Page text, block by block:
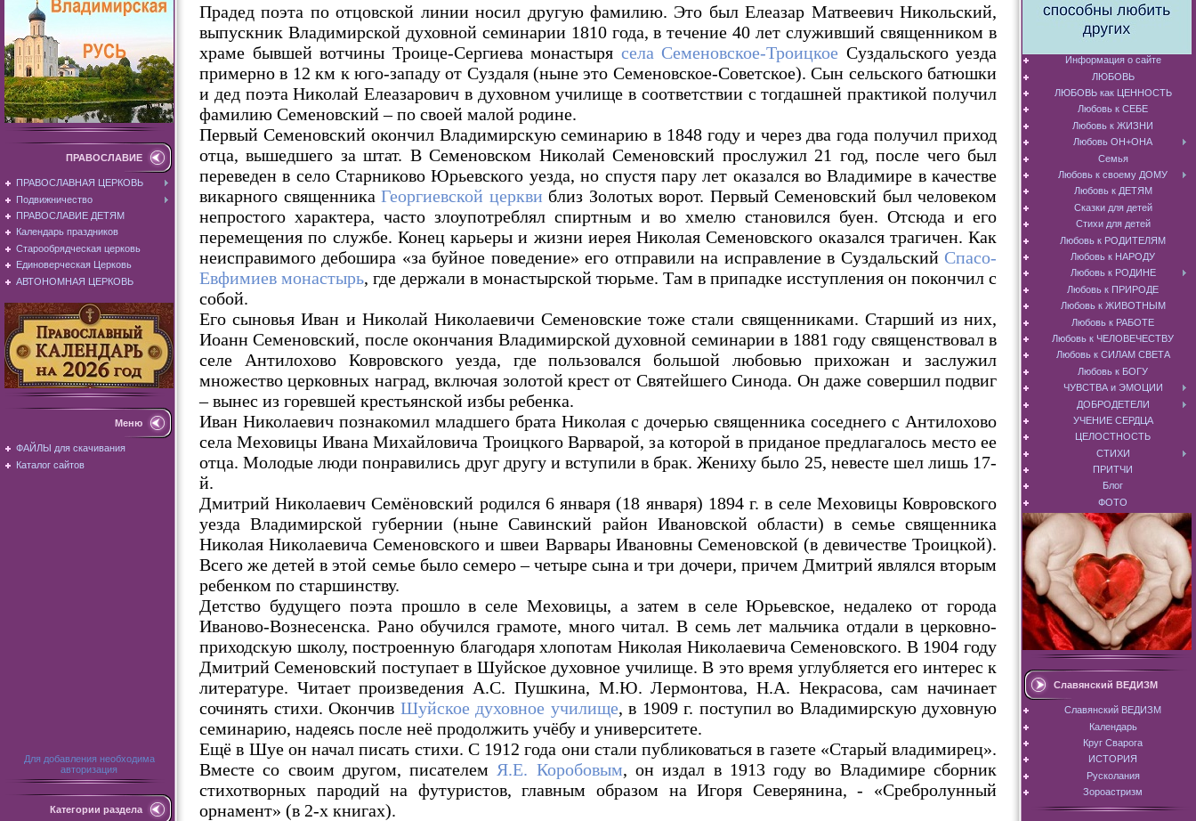
ПРАВОСЛАВИЕ
ПРАВОСЛАВНАЯ ЦЕРКОВЬ
Подвижничество
ПРАВОСЛАВИЕ ДЕТЯМ
Календарь праздников
Старообрядческая церковь
Единоверческая Церковь
АВТОНОМНАЯ ЦЕРКОВЬ
Меню
ФАЙЛЫ для скачивания
Каталог сайтов
Для добавления необходима
авторизация
Категории раздела
Прадед поэта по отцовской линии носил другую фамилию. Это был Елеазар Матвеевич Никольский,
выпускник Владимирской духовной семинарии 1810 года, в течение 40 лет служивший священником в
храме бывшей вотчины Троице-Сергиева монастыря села Семеновское-Троицкое Суздальского уезда
примерно в 12 км к юго-западу от Суздаля (ныне это Семеновское-Советское). Сын сельского батюшки
и дед поэта Николай Елеазарович в духовном училище в соответствии с тогдашней практикой получил
фамилию Семеновский – по своей малой родине.
Первый Семеновский окончил Владимирскую семинарию в 1848 году и через два года получил приход
отца, вышедшего за штат. В Семеновском Николай Семеновский прослужил 21 год, после чего был
переведен в село Старниково Юрьевского уезда, но спустя пару лет оказался во Владимире в качестве
викарного священника Георгиевской церкви близ Золотых ворот. Первый Семеновский был человеком
непростого характера, часто злоупотреблял спиртным и во хмелю становился буен. Отсюда и его
перемещения по службе. Конец карьеры и жизни иерея Николая Семеновского оказался трагичен. Как
неисправимого дебошира «за буйное поведение» его отправили на исправление в Суздальский Спасо-
Евфимиев монастырь, где держали в монастырской тюрьме. Там в припадке исступления он покончил с
собой.
Его сыновья Иван и Николай Николаевичи Семеновские тоже стали священниками. Старший из них,
Иоанн Семеновский, после окончания Владимирской духовной семинарии в 1881 году священствовал в
селе Антилохово Ковровского уезда, где пользовался большой любовью прихожан и заслужил
множество церковных наград, включая золотой крест от Святейшего Синода. Он даже совершил подвиг
– вынес из горевшей крестьянской избы ребенка.
Иван Николаевич познакомил младшего брата Николая с дочерью священника соседнего с Антилохово
села Меховицы Ивана Михайловича Троицкого Варварой, за которой в приданое предлагалось место ее
отца. Молодые люди понравились друг другу и вступили в брак. Жениху было 25, невесте шел лишь 17-
й.
Дмитрий Николаевич Семёновский родился 6 января (18 января) 1894 г. в селе Меховицы Ковровского
уезда Владимирской губернии (ныне Савинский район Ивановской области) в семье священника
Николая Николаевича Семеновского и швеи Варвары Ивановны Семеновской (в девичестве Троицкой).
Всего же детей в этой семье было семеро – четыре сына и три дочери, причем Дмитрий являлся вторым
ребенком по старшинству.
Детство будущего поэта прошло в селе Меховицы, а затем в селе Юрьевское, недалеко от города
Иваново-Вознесенска. Рано обучился грамоте, много читал. В семь лет мальчика отдали в церковно-
приходскую школу, построенную благодаря хлопотам Николая Николаевича Семеновского. В 1904 году
Дмитрий Семеновский поступает в Шуйское духовное училище. В это время углубляется его интерес к
литературе. Читает произведения А.С. Пушкина, М.Ю. Лермонтова, Н.А. Некрасова, сам начинает
сочинять стихи. Окончив Шуйское духовное училище, в 1909 г. поступил во Владимирскую духовную
семинарию, надеясь после неё продолжить учёбу и университете.
Ещё в Шуе он начал писать стихи. С 1912 года они стали публиковаться в газете «Старый владимирец».
Вместе со своим другом, писателем Я.Е. Коробовым, он издал в 1913 году во Владимире сборник
стихотворных пародий на футуристов, главным образом на Игоря Северянина, - «Сребролунный
орнамент» (в 2-х книгах).
Информация о сайте
ЛЮБОВЬ
ЛЮБОВЬ как ЦЕННОСТЬ
Любовь к СЕБЕ
Любовь к ЖИЗНИ
Любовь ОН+ОНА
Семья
Любовь к своему ДОМУ
Любовь к ДЕТЯМ
Сказки для детей
Стихи для детей
Любовь к РОДИТЕЛЯМ
Любовь к НАРОДУ
Любовь к РОДИНЕ
Любовь к ПРИРОДЕ
Любовь к ЖИВОТНЫМ
Любовь к РАБОТЕ
Любовь к ЧЕЛОВЕЧЕСТВУ
Любовь к СИЛАМ СВЕТА
Любовь к БОГУ
ЧУВСТВА и ЭМОЦИИ
ДОБРОДЕТЕЛИ
УЧЕНИЕ СЕРДЦА
ЦЕЛОСТНОСТЬ
СТИХИ
ПРИТЧИ
Блог
ФОТО
Славянский ВЕДИЗМ
Славянский ВЕДИЗМ
Календарь
Круг Сварога
ИСТОРИЯ
Русколания
Зороастризм